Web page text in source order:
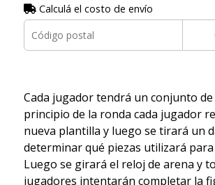
Calculá el costo de envío
Cada jugador tendrá un conjunto de
principio de la ronda cada jugador
nueva plantilla y luego se tirará un
determinar qué piezas utilizará
Luego se girará el reloj de arena y
jugadores intentarán completar la